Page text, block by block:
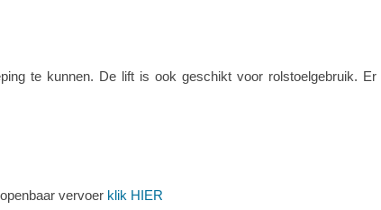
te kunnen. De lift is ook geschikt voor rolstoelgebruik. Er
vervoer klik HIER